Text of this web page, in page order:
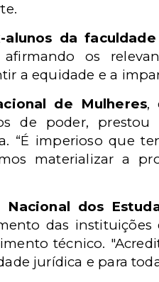
alunos da
os
a equidade e a
de Mulheres,
de poder, prestou
“É imperioso que
materializar a
Nacional dos
das
técnico.
jurídica e para